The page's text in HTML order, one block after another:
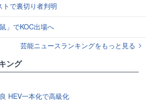
トで裏切り者判明
」でKOC出場へ
芸能ニュースランキングをもっと見る
ング
HEV一本化で高級化